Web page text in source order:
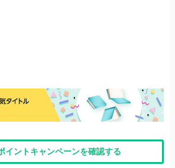
イントキャンペーンを確認する